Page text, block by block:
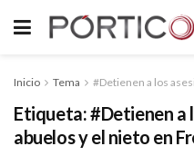
Inicio Tema #Detienen a los
Etiqueta:#Detienen a
abuelos y el nieto en